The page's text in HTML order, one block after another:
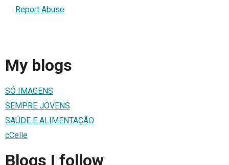
Report Abuse
My blogs
SÓ IMAGENS
SEMPRE JOVENS
SAÚDE E ALIMENTAÇÃO
cCelle
Blogs I follow